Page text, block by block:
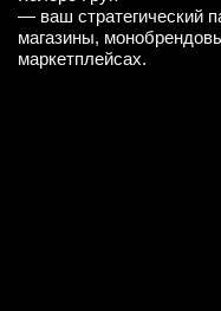
— ваш стратегический
магазины,
маркетплейсах.